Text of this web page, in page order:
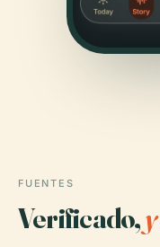
FUENTES
Verificado,